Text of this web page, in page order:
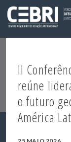
II
reúne
o futuro
América